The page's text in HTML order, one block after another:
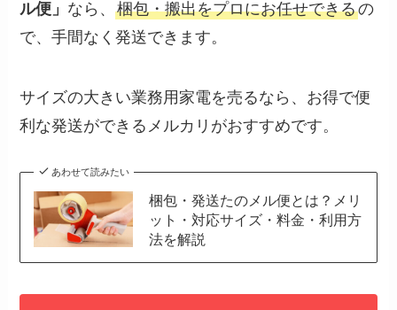
ル便」 なら、梱包・搬出をプロにお任せできるの
で、手間なく発送できます。
サイズの大きい業務用家電を売るなら、お得で便
利な発送ができるメルカリがおすすめです。
あわせて読みたい
梱包・発送たのメル便とは？メリ
ット・対応サイズ・料金・利用方
法を解説